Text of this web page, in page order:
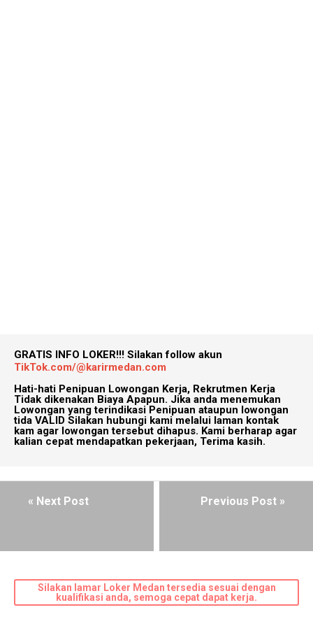
GRATIS INFO LOKER!!! Silakan follow akun
TikTok.com/@karirmedan.com
Hati-hati Penipuan Lowongan Kerja, Rekrutmen Kerja
Tidak dikenakan Biaya Apapun. Jika anda menemukan
Lowongan yang terindikasi Penipuan ataupun lowongan
tida VALID Silakan hubungi kami melalui laman kontak
kam agar lowongan tersebut dihapus. Kami berharap agar
kalian cepat mendapatkan pekerjaan, Terima kasih.
« Next Post Previous Post »
Silakan lamar Loker Medan tersedia sesuai dengan
kualifikasi anda, semoga cepat dapat kerja.